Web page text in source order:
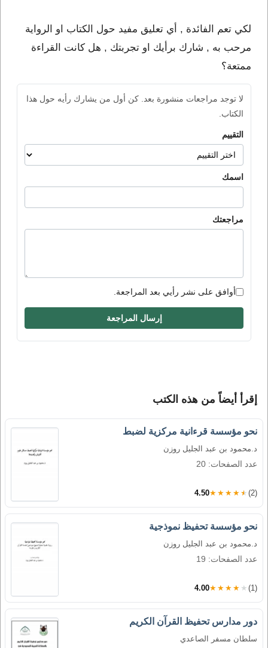
لكي تعم الفائدة , أي تعليق مفيد حول الكتاب او الرواية
مرحب به , شارك برأيك او تجربتك , هل كانت القراءة
ممتعة؟
لا توجد مراجعات منشورة بعد. كن أول من يشارك رأيه حول هذا
الكتاب.
التقييم
اسمك
مراجعتك
أوافق على نشر رأيي بعد المراجعة.
إرسال المراجعة
إقرأ أيضاً من هذه الكتب
نحو مؤسسة قرءانية مركزية لضبط
د.محمود بن عبد الجليل روزن
عدد الصفحات: 20
4.50★★★★★ (2)
نحو مؤسسة تحفيظ نموذجية
د.محمود بن عبد الجليل روزن
عدد الصفحات: 19
4.00★★★★★ (1)
دور مدارس تحفيظ القرآن الكريم
سلطان مسفر الصاعدي